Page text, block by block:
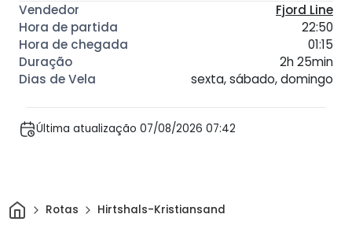
Fjord Line
22:50
01:15
2h 25min
sexta, sábado, domingo
Última atualização 07/08/2026 07:42
CasaRotas Hirtshals-Kristiansand